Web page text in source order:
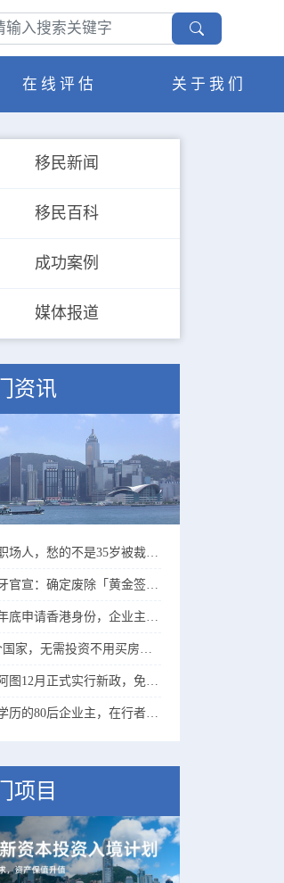
在线评估 关于我们
移民新闻
移民百科
成功案例
媒体报道
资讯
日本职场人，愁的不是35岁被裁、而是60岁没法退休……
西班牙官宣：确定废除「黄金签证」、25年起实行！
2024年底申请香港身份，企业主比高学历精英更吃香！
这6个国家，无需投资不用买房，有存款就能移民！
瓦努阿图12月正式实行新政，免登录拿护照进入倒计时……
大专学历的80后企业主，在行者协助下成功拿到香港身份！
项目